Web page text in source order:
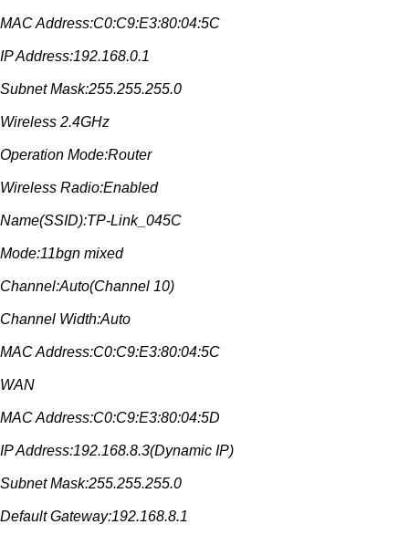
MAC Address:C0:C9:E3:80:04:5C
IP Address:192.168.0.1
Subnet Mask:255.255.255.0
Wireless 2.4GHz
Operation Mode:Router
Wireless Radio:Enabled
Name(SSID):TP-Link_045C
Mode:11bgn mixed
Channel:Auto(Channel 10)
Channel Width:Auto
MAC Address:C0:C9:E3:80:04:5C
WAN
MAC Address:C0:C9:E3:80:04:5D
IP Address:192.168.8.3(Dynamic IP)
Subnet Mask:255.255.255.0
Default Gateway:192.168.8.1